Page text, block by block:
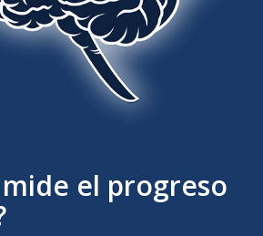
mide el progreso